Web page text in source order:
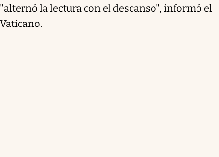
"alternó la lectura con el descanso", informó el
Vaticano.